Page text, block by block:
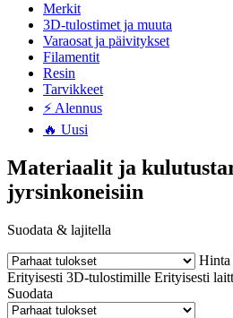
Merkit
3D-tulostimet ja muuta
Varaosat ja päivitykset
Filamentit
Resin
Tarvikkeet
⚡ Alennus
🔥 Uusi
Materiaalit ja
jyrsinkoneisiin
Suodata & lajitella
Hinta
Erityisesti 3D-tulostimille Erityisesti
Suodata